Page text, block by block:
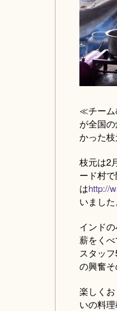
≪チーム
が全国
かった
枝元は2
ード村
はhttp://
いまし
インド
薪をく
スタッ
の興奮
楽しく
いの料